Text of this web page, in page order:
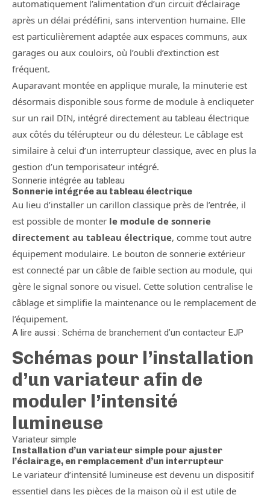
automatiquement l’alimentation d’un circuit d’éclairage
après un délai prédéfini, sans intervention humaine. Elle
est particulièrement adaptée aux espaces communs, aux
garages ou aux couloirs, où l’oubli d’extinction est
fréquent.
Auparavant montée en applique murale, la minuterie est
désormais disponible sous forme de module à encliqueter
sur un rail DIN, intégré directement au tableau électrique
aux côtés du télérupteur ou du délesteur. Le câblage est
similaire à celui d’un interrupteur classique, avec en plus la
gestion d’un temporisateur intégré.
Sonnerie intégrée au tableau
Sonnerie intégrée au tableau électrique
Au lieu d’installer un carillon classique près de l’entrée, il
est possible de monter le module de sonnerie
directement au tableau électrique, comme tout autre
équipement modulaire. Le bouton de sonnerie extérieur
est connecté par un câble de faible section au module, qui
gère le signal sonore ou visuel. Cette solution centralise le
câblage et simplifie la maintenance ou le remplacement de
l’équipement.
A lire aussi : Schéma de branchement d’un contacteur EJP
Schémas pour l’installation
d’un variateur afin de
moduler l’intensité
lumineuse
Variateur simple
Installation d’un variateur simple pour ajuster
l’éclairage, en remplacement d’un interrupteur
Le variateur d’intensité lumineuse est devenu un dispositif
essentiel dans les pièces de la maison où il est utile de